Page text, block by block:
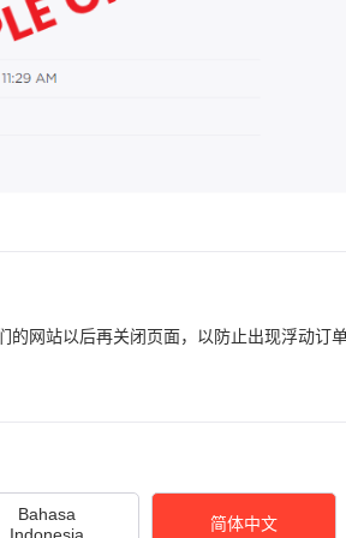
的网站以后再关闭页面，以防止出现浮动订
Bahasa
简体中文